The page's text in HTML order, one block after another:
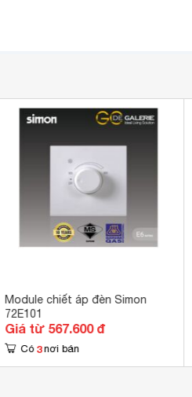
Module chiết áp đèn Simon
72E101
Giá từ 567.600 đ
Có 3 nơi bán